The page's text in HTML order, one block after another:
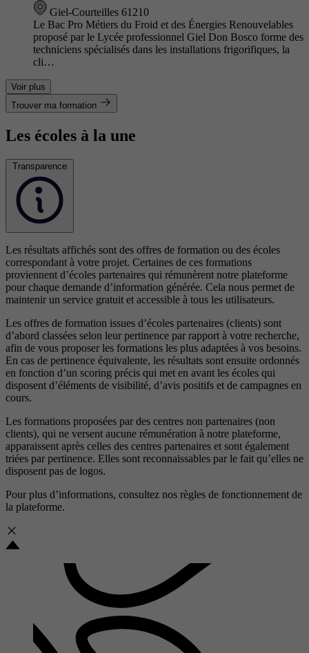
Giel-Courteilles 61210
Le Bac Pro Métiers du Froid et des Énergies Renouvelables
proposé par le Lycée professionnel Giel Don Bosco forme des
techniciens spécialisés dans les installations frigorifiques, la
cli…
Voir plus
Trouver ma formation
Les écoles à la une
Transparence
Les résultats affichés sont des offres de formation ou des écoles
correspondant à votre projet. Certaines de ces formations
proviennent d’écoles partenaires qui rémunèrent notre plateforme
pour chaque demande d’information générée. Cela nous permet de
maintenir un service gratuit et accessible à tous les utilisateurs.
Les offres de formation issues d’écoles partenaires (clients) sont
d’abord classées selon leur pertinence par rapport à votre recherche,
afin de vous proposer les formations les plus adaptées à vos besoins.
En cas de pertinence équivalente, les résultats sont ensuite ordonnés
en fonction d’un scoring précis qui met en avant les écoles qui
disposent d’éléments de visibilité, d’avis positifs et de campagnes en
cours.
Les formations proposées par des centres non partenaires (non
clients), qui ne versent aucune rémunération à notre plateforme,
apparaissent après celles des centres partenaires et sont également
triées par pertinence. Elles sont reconnaissables par le fait qu’elles ne
disposent pas de logos.
Pour plus d’informations, consultez nos règles de fonctionnement de
la plateforme.